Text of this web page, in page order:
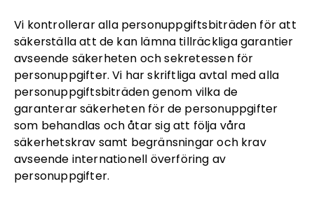
Vi kontrollerar alla personuppgiftsbiträden för att
säkerställa att de kan lämna tillräckliga garantier
avseende säkerheten och sekretessen för
personuppgifter. Vi har skriftliga avtal med alla
personuppgiftsbiträden genom vilka de
garanterar säkerheten för de personuppgifter
som behandlas och åtar sig att följa våra
säkerhetskrav samt begränsningar och krav
avseende internationell överföring av
personuppgifter.